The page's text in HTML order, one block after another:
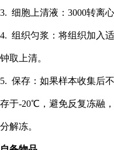
3. 细胞上清液：3000转离
4. 组织匀浆：将组织加入
钟取上清。
5. 保存：如果样本收集后
存于-20℃，避免反复冻融
分解冻。